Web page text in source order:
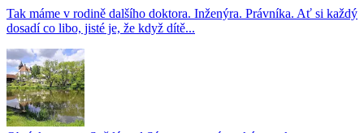
Tak máme v rodině dalšího doktora. Inženýra. Právníka. Ať si každý
dosadí co libo, jisté je, že když dítě...